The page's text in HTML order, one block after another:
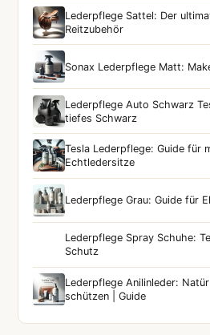
Lederpflege Sattel: Der
Reitzubehör
Sonax Lederpflege Matt:
Lederpflege Auto Schwarz
tiefes Schwarz
Tesla Lederpflege: Guide für
Echtledersitze
Lederpflege Grau: Guide für
Lederpflege Spray Schuhe:
Schutz
Lederpflege Anilinleder:
schützen | Guide